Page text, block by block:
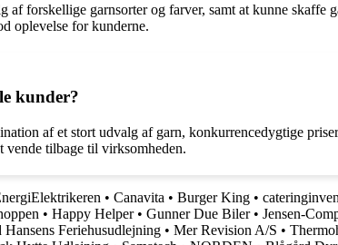
forskellige garnsorter og farver, samt at kunne skaffe
oplevelse for kunderne.
kunder?
af et stort udvalg af garn, konkurrencedygtige
vende tilbage til virksomheden.
• Canavita • Burger King •
• Happy Helper• Gunner Due Biler• Jensen-
Hansens Feriehusudlejning • Mer Revision A/S •